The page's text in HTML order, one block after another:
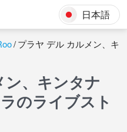
日本語
プラヤ デル カルメン、キ
、キンタナ
のライブスト